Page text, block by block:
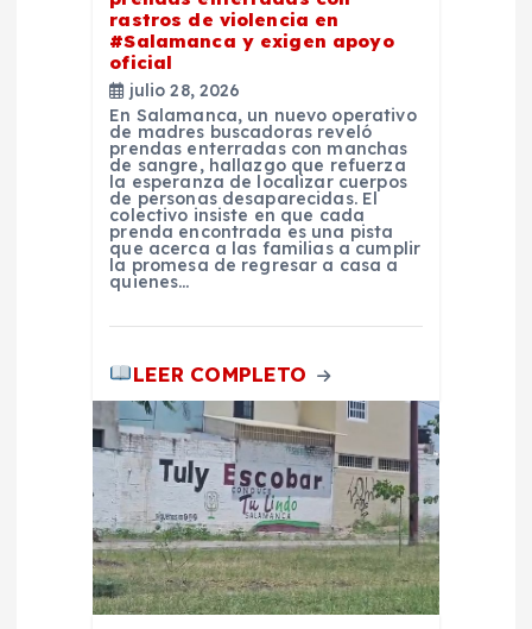
rastros de violencia en
#Salamanca y exigen apoyo
oficial
julio 28, 2026
En Salamanca, un nuevo operativo
de madres buscadoras reveló
prendas enterradas con manchas
de sangre, hallazgo que refuerza
la esperanza de localizar cuerpos
de personas desaparecidas. El
colectivo insiste en que cada
prenda encontrada es una pista
que acerca a las familias a cumplir
la promesa de regresar a casa a
quienes…
LEER COMPLETO